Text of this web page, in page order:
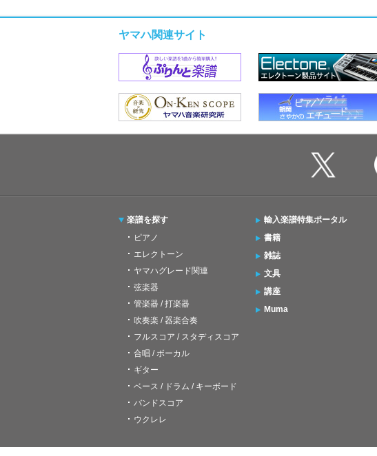
ヤマハ関連サイト
楽譜を探す
ピアノ
エレクトーン
ヤマハグレード関連
弦楽器
管楽器 / 打楽器
吹奏楽 / 器楽合奏
フルスコア / スタディスコア
合唱 / ボーカル
ギター
ベース / ドラム / キーボード
バンドスコア
ウクレレ
輸入楽譜特集ポータル
書籍
雑誌
文具
講座
Muma